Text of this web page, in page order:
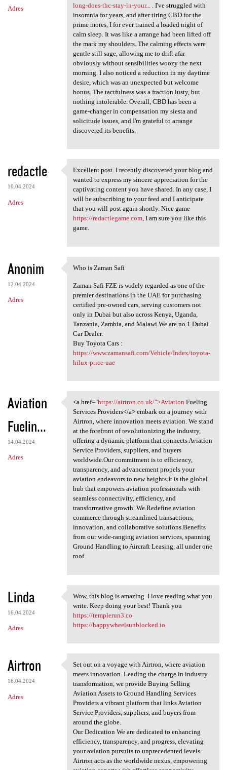
Adres
long-does-thc-stay-in-your...
. I've struggled with
insomnia for years, and after tiring CBD for the
prime mores, I for ever trained a loaded night of
calm sleep. It was like a arrange had been lifted off
the mark my shoulders. The calming effects were
gentle still sage, allowing me to drift afar
obviously without sensibilities woozy the next
morning. I also noticed a reduction in my daytime
desire, which was an unexpected but welcome
bonus. The tactfulness was a fraction lusty, but
nothing intolerable. Overall, CBD has been a
game-changer in compensation my siesta and
solicitude issues, and I'm grateful to arrange
discovered its benefits.
redactle
10.04.2024
Adres
Excellent post. I recently
Excellent post. I recently discovered your blog and
wanted to express my sincere appreciation for the
captivating content you have shared. In any case, I
will be subscribing to your feed and I anticipate
that you will post again shortly. Nice game
https://redactlegame.com, I am sure you like this
game.
Anonim
12.04.2024
Adres
Who is Zaman Safi
Who is Zaman Safi
Zaman Safi FZE is widely regarded as one of the
premier destinations in the UAE for purchasing
certified pre-owned cars, serving customers not
only in Dubai but also across Kenya, Uganda,
Tanzania, Zambia, and Malawi.We are no 1 Dubai
Car Dealer.
Buy Toyota Cars :
https://www.zamansafi.com/Vehicle/Index/toyota-
hilux-price-uae
Aviation
Fuelin...
14.04.2024
Adres
<a href="https://airtron.co
<a href="https://airtron.co.uk/">Aviation Fueling
Services Providers</a> embark on a journey with
Airtron, where innovation meets aviation. We stand
at the forefront of revolutionizing the industry,
offering a dynamic platform that connects Aviation
Service Providers, suppliers, and buyers
worldwide.Our commitment is to efficiency,
transparency, and advancement propels your
aviation endeavors to new heights.It is the global
hub that empowers aviation professionals with
seamless connectivity, efficiency, and
transformative growth. We Redefine aviation
commerce through streamlined transactions,
innovation, and collaborative solutions.Benefits
from our wide-ranging aviation services, spanning
Ground Handling to Aircraft Leasing, all under one
roof.
Linda
16.04.2024
Adres
Wow, this blog is amazing. I
Wow, this blog is amazing. I love reading what you
write. Keep doing your best! Thank you
https://templerun3.co
https://happywheelsunblocked.io
Airtron
16.04.2024
Adres
Set out on a voyage with
Set out on a voyage with Airtron, where aviation
meets innovation. Leading the charge in industry
transformation, we provide Buying Selling
Aviation Assets to Ground Handling Services
Providers a vibrant platform that links Aviation
Service Providers, suppliers, and buyers from
around the globe.
Our Dedication We are dedicated to enhancing
efficiency, transparency, and progress, elevating
your aviation pursuits to unprecedented levels.
Airtron acts as the worldwide nexus, empowering